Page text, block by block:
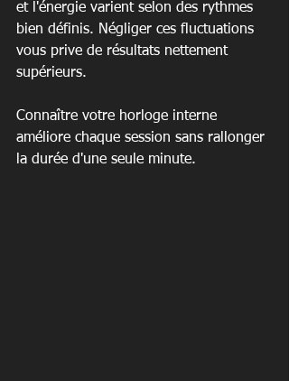
et l'énergie varient selon des rythmes
bien définis. Négliger ces fluctuations
vous prive de résultats nettement
supérieurs.
Connaître votre horloge interne
améliore chaque session sans rallonger
la durée d'une seule minute.